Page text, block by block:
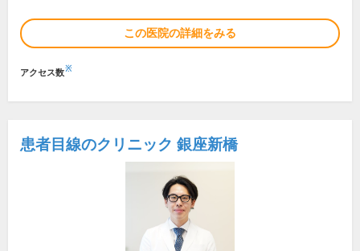
この医院の詳細をみる
アクセス数※
患者目線のクリニック 銀座新橋